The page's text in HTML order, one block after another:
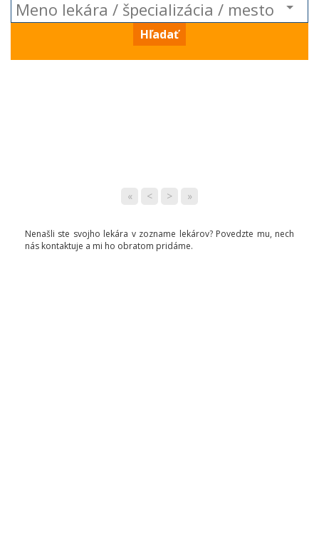
Hľadať
« < > »
Nenašli ste svojho lekára v zozname lekárov? Povedzte mu, nech
nás kontaktuje a mi ho obratom pridáme.